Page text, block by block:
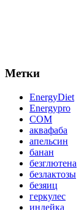
Метки
EnergyDiet
Energypro
СОМ
аквафаба
апельсин
банан
безглютена
безлактозы
безяиц
геркулес
индейка